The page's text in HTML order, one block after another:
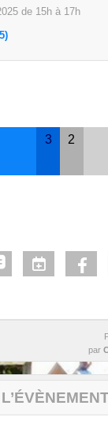
de 15h à 17h
3 2
par